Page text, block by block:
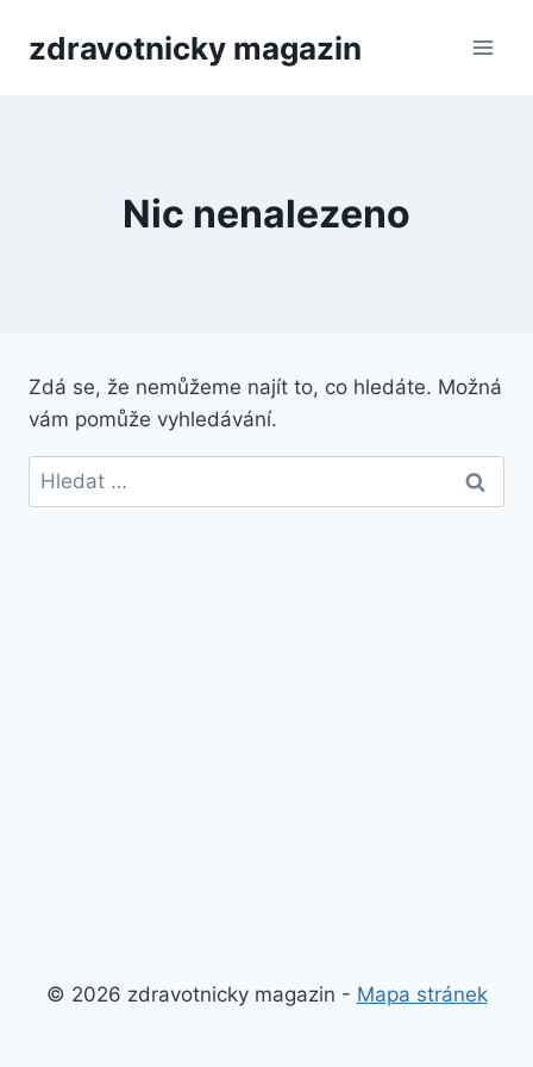
zdravotnicky magazin
Nic nenalezeno
Zdá se, že nemůžeme najít to, co hledáte. Možná
vám pomůže vyhledávání.
Vyhledávání
© 2026 zdravotnicky magazin - Mapa stránek